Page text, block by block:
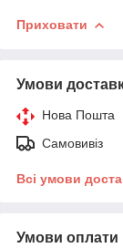
Приховати
Умови
Нова Пошта
Самовивіз
Всі умови
Умови оплати